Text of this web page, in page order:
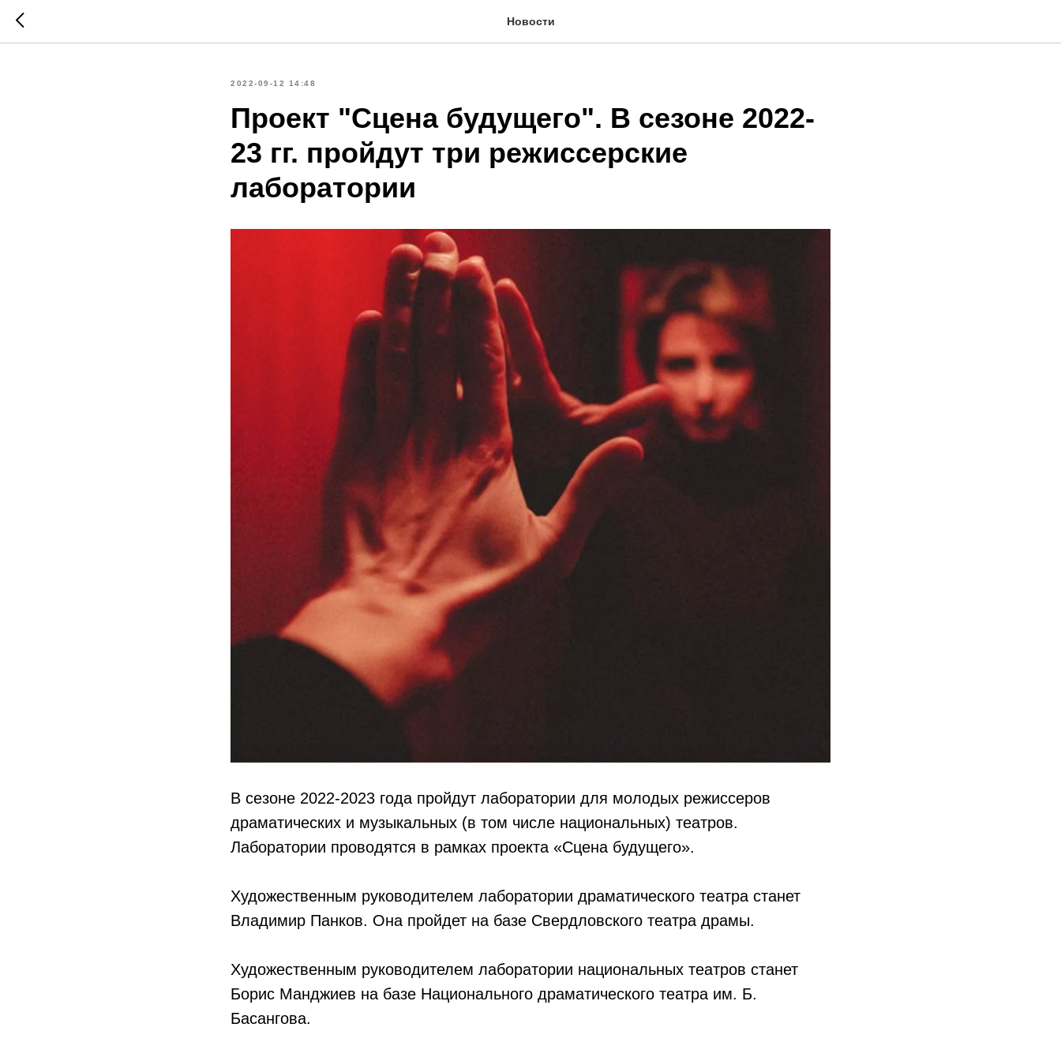
Новости
2022-09-12 14:48
Проект "Сцена будущего". В сезоне 2022-
23 гг. пройдут три режиссерские
лаборатории
В сезоне 2022-2023 года пройдут лаборатории для молодых режиссеров
драматических и музыкальных (в том числе национальных) театров.
Лаборатории проводятся в рамках проекта «Сцена будущего».
Художественным руководителем лаборатории драматического театра станет
Владимир Панков. Она пройдет на базе Свердловского театра драмы.
Художественным руководителем лаборатории национальных театров станет
Борис Манджиев на базе Национального драматического театра им. Б.
Басангова.